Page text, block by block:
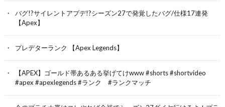
バグ!?サイレントアプデ!?シーズン27で発覚したバグ/仕様17連発
【Apex】
プレデターランク 【Apex Legends】
【APEX】ゴールド帯あるある挙げてけwww #shorts #shortvideo
#apex #apexlegends #ランク #ランクマッチ